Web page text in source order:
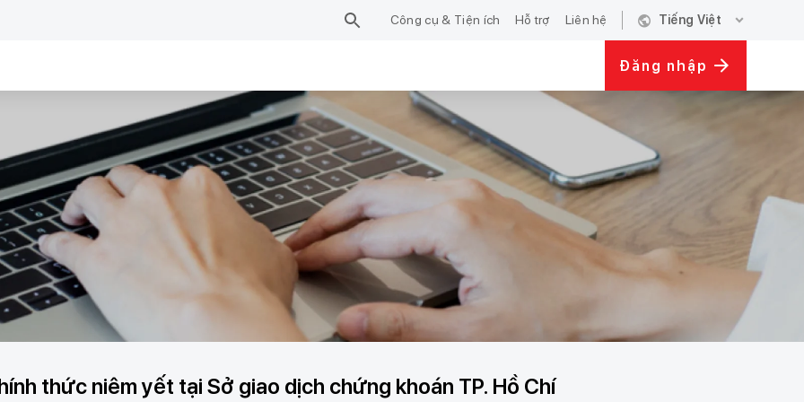
Công cụ & Tiện ích Hỗ trợ Liên hệ public Tiếng Việt expand_more
Đăng nhập
thức niêm yết tại Sở giao dịch chứng khoán TP. Hồ Chí